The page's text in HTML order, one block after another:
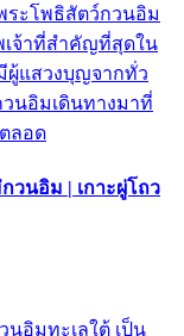
ระโพธิสัตว์กวนอิม
เจ้าที่สำคัญที่สุดใน
ผู้แสวงบุญจากทั่ว
นอิมเดินทางมาที่
ลอด
วนอิม | เกาะผู่โถว
อิมทะเลใต้ เป็น